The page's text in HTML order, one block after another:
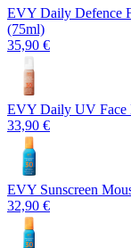
EVY Daily Defence
(75ml)
35,90 €
EVY Daily UV Face
33,90 €
EVY Sunscreen
32,90 €